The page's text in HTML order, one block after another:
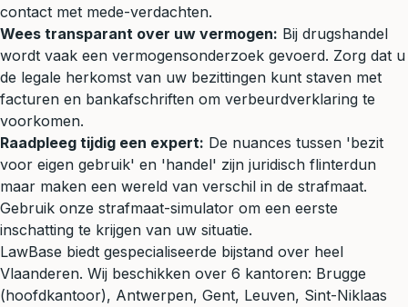
contact met mede-verdachten.
Wees transparant over uw vermogen: Bij drugshandel
wordt vaak een vermogensonderzoek gevoerd. Zorg dat u
de legale herkomst van uw bezittingen kunt staven met
facturen en bankafschriften om verbeurdverklaring te
voorkomen.
Raadpleeg tijdig een expert: De nuances tussen 'bezit
voor eigen gebruik' en 'handel' zijn juridisch flinterdun
maar maken een wereld van verschil in de strafmaat.
Gebruik onze strafmaat-simulator om een eerste
inschatting te krijgen van uw situatie.
LawBase biedt gespecialiseerde bijstand over heel
Vlaanderen. Wij beschikken over 6 kantoren: Brugge
(hoofdkantoor), Antwerpen, Gent, Leuven, Sint-Niklaas